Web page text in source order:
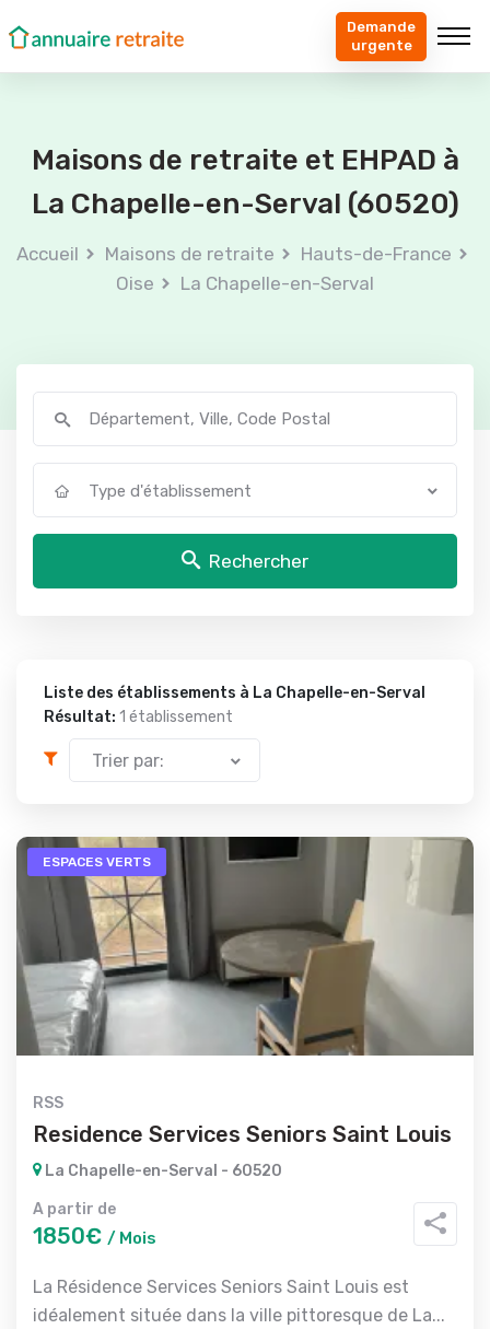
Demande
urgente
Maisons de retraite et EHPAD à
La Chapelle-en-Serval (60520)
Accueil Maisons de retraite
Hauts-de-France
Oise
La Chapelle-en-Serval
Type d'établissement
Rechercher
Liste des établissements à La Chapelle-en-Serval
Résultat: 1 établissement
Trier par:
ESPACES VERTS
RSS
Residence Services Seniors Saint Louis
La Chapelle-en-Serval - 60520
A partir de
1850€ / Mois
La Résidence Services Seniors Saint Louis est
idéalement située dans la ville pittoresque de La...